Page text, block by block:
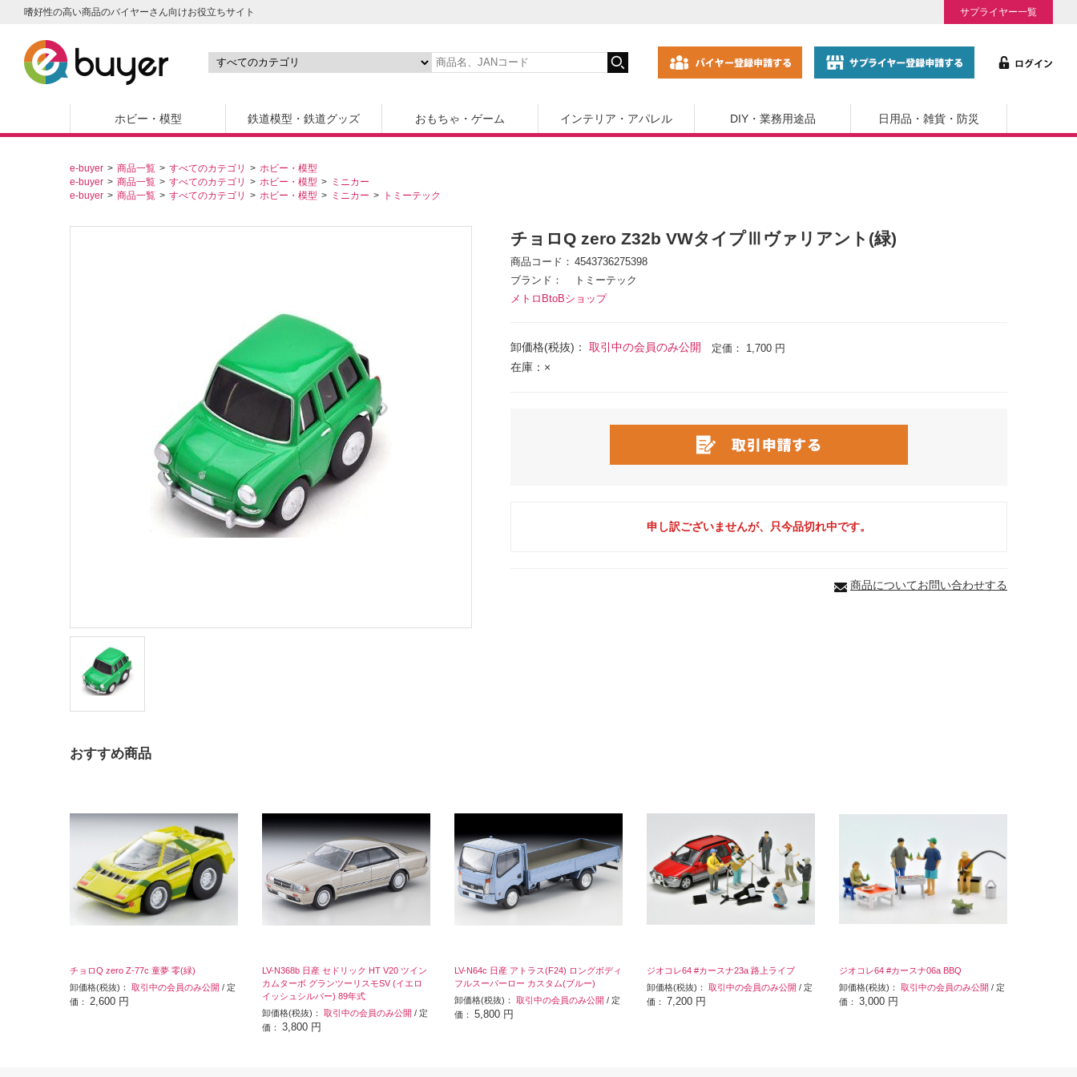
嗜好性の高い商品のバイヤーさん向けお役立ちサイト サプライヤー一覧
ホビー・模型 鉄道模型・鉄道グッズ おもちゃ・ゲーム インテリア・アパレル DIY・業務用途品 日用品・雑貨・防災
e-buyer 商品一覧 すべてのカテゴリ
ホビー・模型
e-buyer
商品一覧 すべてのカテゴリ ホビー・模型
ミニカー
e-buyer
商品一覧 すべてのカテゴリ ホビー・模型 ミニカー トミーテック
チョロQ zero Z32b VWタイプⅢヴァリアント(緑)
商品コード
4543736275398
ブランド
トミーテック
メトロBtoBショップ
卸価格(税抜)： 取引中の会員のみ公開 定価： 1,700 円
在庫：×
申し訳ございませんが、只今品切れ中です。
商品についてお問い合わせする
おすすめ商品
チョロQ zero Z-77c 童夢 零(緑)
卸価格(税抜)： 取引中の会員のみ公開 / 定
価： 2,600 円
LV-N368b 日産 セドリック HT V20 ツイン
カムターボ グランツーリスモSV (イエロ
イッシュシルバー) 89年式
卸価格(税抜)： 取引中の会員のみ公開 / 定
価： 3,800 円
LV-N64c 日産 アトラス(F24) ロングボディ
フルスーパーロー カスタム(ブルー)
卸価格(税抜)： 取引中の会員のみ公開 / 定
価： 5,800 円
ジオコレ64 #カースナ23a 路上ライブ
卸価格(税抜)： 取引中の会員のみ公開 / 定
価： 7,200 円
ジオコレ64 #カースナ06a BBQ
卸価格(税抜)： 取引中の会員のみ公開 / 定
価： 3,000 円